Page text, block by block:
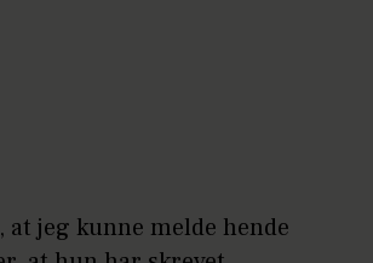
jeg kunne melde hende